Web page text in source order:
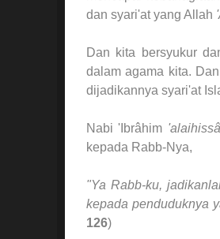
dan syari'at yang Allah
Dan kita bersyukur
dalam agama kita.
dijadikannya syari'at
Nabi 'Ibrâhim
kepada Rabb-Nya,
"Ya Rabb-ku,
kepada penduduknya
126)